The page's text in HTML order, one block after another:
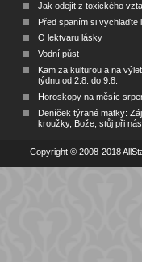
Jak odejít z toxického
Před spaním si vychlaďte
O lektvaru lásky
Vodní půst
Kam za kulturou a na
týdnu od 2.8. do 9.8.
Horoskopy na měsíc
Deníček týrané matky:
kroužky, Bože, stůj při nás
Copyright © 2008-2018